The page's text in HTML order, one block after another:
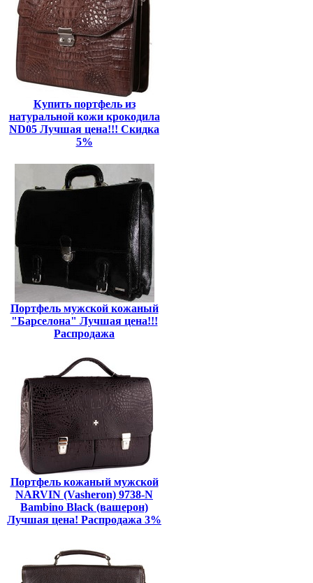
Купить портфель из
натуральной кожи крокодила
ND05 Лучшая цена!!! Скидка
5%
Портфель мужской кожаный
"Барселона" Лучшая цена!!!
Распродажа
Портфель кожаный мужской
NARVIN (Vasheron) 9738-N
Bambino Black (вашерон)
Лучшая цена! Распродажа 3%